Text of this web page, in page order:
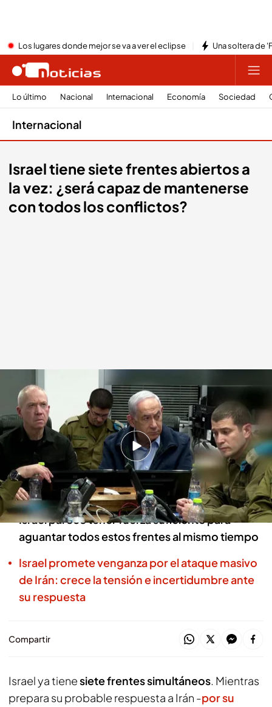
Los lugares donde mejor se va a ver el eclipse Una soltera de
Lo último Nacional Internacional Economía Sociedad
Internacional
Israel tiene siete frentes abiertos a
la vez: ¿será capaz de mantenerse
con todos los conflictos?
Redacción digital Noticias Cuatro
02 OCT 2024 - 20:39h.
Con los ataques continuos en Oriente Próximo
surge la duda sobre si Israel acabará en guerra
total
Israel parece tener fuerza suficiente para
aguantar todos estos frentes al mismo tiempo
Israel promete venganza por el ataque masivo
de Irán: crece la tensión e incertidumbre ante
su respuesta
Compartir
Israel ya tienesiete frentes simultáneos. Mientras
prepara su probable respuesta a Irán -por su